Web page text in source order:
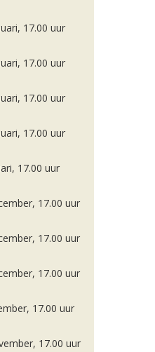
17.00 uur
17.00 uur
17.00 uur
17.00 uur
17.00 uur
17.00 uur
17.00 uur
17.00 uur
17.00 uur
17.00 uur